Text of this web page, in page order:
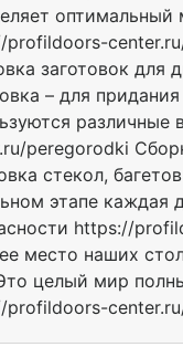
profildoors-
заготовок для
– для
peregorodki
стекол,
этапе каждая
https://
место наших
целый мир
profildoors-